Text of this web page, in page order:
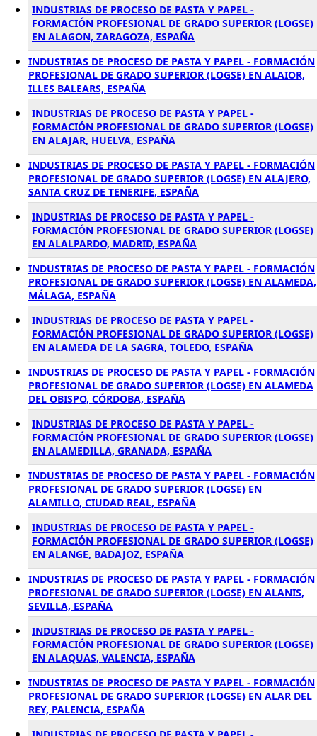
INDUSTRIAS DE PROCESO DE PASTA Y PAPEL -
FORMACIÓN PROFESIONAL DE GRADO SUPERIOR (LOGSE)
EN ALAGON, ZARAGOZA, ESPAÑA
INDUSTRIAS DE PROCESO DE PASTA Y PAPEL - FORMACIÓN
PROFESIONAL DE GRADO SUPERIOR (LOGSE) EN ALAIOR,
ILLES BALEARS, ESPAÑA
INDUSTRIAS DE PROCESO DE PASTA Y PAPEL -
FORMACIÓN PROFESIONAL DE GRADO SUPERIOR (LOGSE)
EN ALAJAR, HUELVA, ESPAÑA
INDUSTRIAS DE PROCESO DE PASTA Y PAPEL - FORMACIÓN
PROFESIONAL DE GRADO SUPERIOR (LOGSE) EN ALAJERO,
SANTA CRUZ DE TENERIFE, ESPAÑA
INDUSTRIAS DE PROCESO DE PASTA Y PAPEL -
FORMACIÓN PROFESIONAL DE GRADO SUPERIOR (LOGSE)
EN ALALPARDO, MADRID, ESPAÑA
INDUSTRIAS DE PROCESO DE PASTA Y PAPEL - FORMACIÓN
PROFESIONAL DE GRADO SUPERIOR (LOGSE) EN ALAMEDA,
MÁLAGA, ESPAÑA
INDUSTRIAS DE PROCESO DE PASTA Y PAPEL -
FORMACIÓN PROFESIONAL DE GRADO SUPERIOR (LOGSE)
EN ALAMEDA DE LA SAGRA, TOLEDO, ESPAÑA
INDUSTRIAS DE PROCESO DE PASTA Y PAPEL - FORMACIÓN
PROFESIONAL DE GRADO SUPERIOR (LOGSE) EN ALAMEDA
DEL OBISPO, CÓRDOBA, ESPAÑA
INDUSTRIAS DE PROCESO DE PASTA Y PAPEL -
FORMACIÓN PROFESIONAL DE GRADO SUPERIOR (LOGSE)
EN ALAMEDILLA, GRANADA, ESPAÑA
INDUSTRIAS DE PROCESO DE PASTA Y PAPEL - FORMACIÓN
PROFESIONAL DE GRADO SUPERIOR (LOGSE) EN
ALAMILLO, CIUDAD REAL, ESPAÑA
INDUSTRIAS DE PROCESO DE PASTA Y PAPEL -
FORMACIÓN PROFESIONAL DE GRADO SUPERIOR (LOGSE)
EN ALANGE, BADAJOZ, ESPAÑA
INDUSTRIAS DE PROCESO DE PASTA Y PAPEL - FORMACIÓN
PROFESIONAL DE GRADO SUPERIOR (LOGSE) EN ALANIS,
SEVILLA, ESPAÑA
INDUSTRIAS DE PROCESO DE PASTA Y PAPEL -
FORMACIÓN PROFESIONAL DE GRADO SUPERIOR (LOGSE)
EN ALAQUAS, VALENCIA, ESPAÑA
INDUSTRIAS DE PROCESO DE PASTA Y PAPEL - FORMACIÓN
PROFESIONAL DE GRADO SUPERIOR (LOGSE) EN ALAR DEL
REY, PALENCIA, ESPAÑA